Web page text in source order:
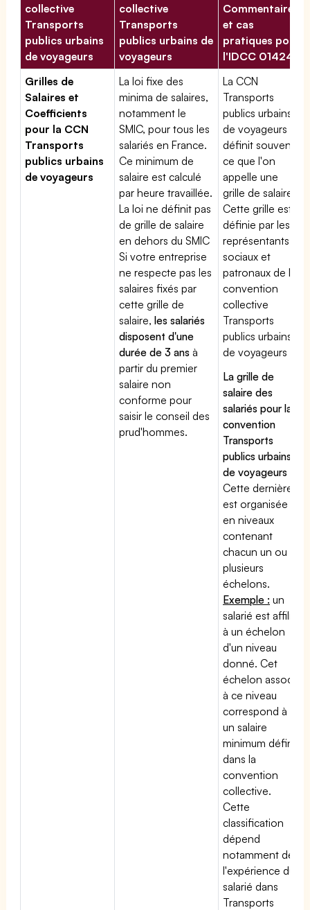
collective
Transports
publics urbains
de voyageurs
collective
Transports
publics urbains de
voyageurs
Commentaires
et cas
pratiques pour
l'IDCC 01424
Grilles de
Salaires et
Coefficients
pour la CCN
Transports
publics urbains
de voyageurs
La loi fixe des
minima de salaires,
notamment le
SMIC, pour tous les
salariés en France.
Ce minimum de
salaire est calculé
par heure travaillée.
La loi ne définit pas
de grille de salaire
en dehors du SMIC
Si votre entreprise
ne respecte pas les
salaires fixés par
cette grille de
salaire,les salariés
disposent d'une
durée de 3 ans à
partir du premier
salaire non
conforme pour
saisir le conseil des
prud'hommes.
La CCN
Transports
publics urbains
de voyageurs
définit souvent
ce que l'on
appelle une
grille de salaires.
Cette grille est
définie par les
représentants
sociaux et
patronaux de la
convention
collective
Transports
publics urbains
de voyageurs
La grille de
salaire des
salariés pour la
convention
Transports
publics urbains
de voyageurs
Cette dernière
est organisée
en niveaux
contenant
chacun un ou
plusieurs
échelons.
Exemple : un
salarié est affilié
à un échelon
d'un niveau
donné. Cet
échelon associé
à ce niveau
correspond à
un salaire
minimum défini
dans la
convention
collective.
Cette
classification
dépend
notamment de
l'expérience du
salarié dans
Transports